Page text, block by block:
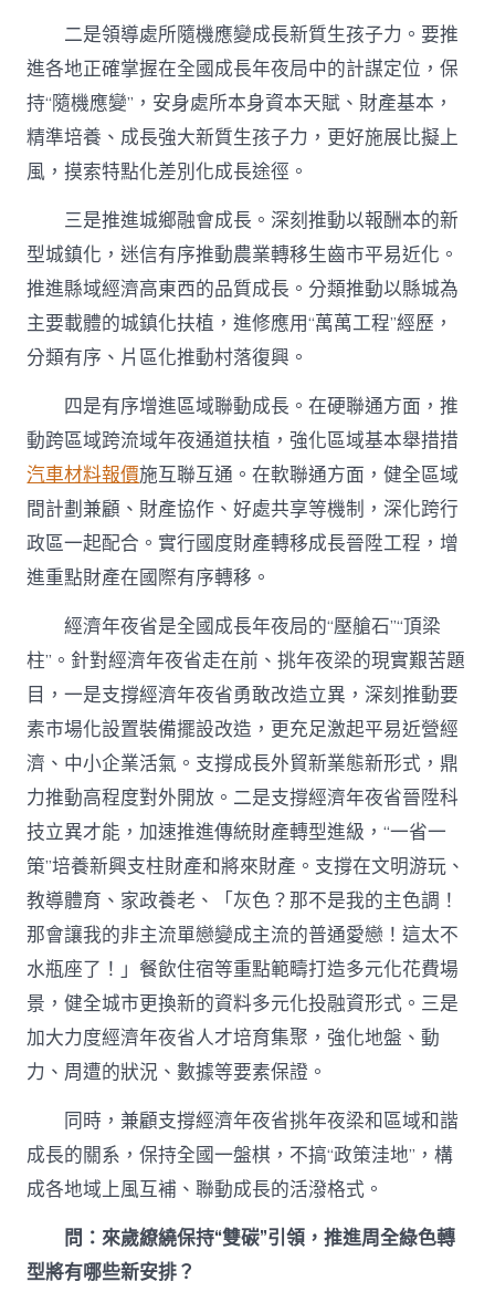
二是領導處所隨機應變成長新質生孩子力。要推
進各地正確掌握在全國成長年夜局中的計謀定位，保
持“隨機應變”，安身處所本身資本天賦、財產基本，
精準培養、成長強大新質生孩子力，更好施展比擬上
風，摸索特點化差別化成長途徑。
三是推進城鄉融會成長。深刻推動以報酬本的新
型城鎮化，迷信有序推動農業轉移生齒市平易近化。
推進縣域經濟高東西的品質成長。分類推動以縣城為
主要載體的城鎮化扶植，進修應用“萬萬工程”經歷，
分類有序、片區化推動村落復興。
四是有序增進區域聯動成長。在硬聯通方面，推
動跨區域跨流域年夜通道扶植，強化區域基本舉措措
汽車材料報價施互聯互通。在軟聯通方面，健全區域
間計劃兼顧、財產協作、好處共享等機制，深化跨行
政區一起配合。實行國度財產轉移成長晉陞工程，增
進重點財產在國際有序轉移。
經濟年夜省是全國成長年夜局的“壓艙石”“頂梁
柱”。針對經濟年夜省走在前、挑年夜梁的現實艱苦題
目，一是支撐經濟年夜省勇敢改造立異，深刻推動要
素市場化設置裝備擺設改造，更充足激起平易近營經
濟、中小企業活氣。支撐成長外貿新業態新形式，鼎
力推動高程度對外開放。二是支撐經濟年夜省晉陞科
技立異才能，加速推進傳統財產轉型進級，“一省一
策”培養新興支柱財產和將來財產。支撐在文明游玩、
教導體育、家政養老、「灰色？那不是我的主色調！
那會讓我的非主流單戀變成主流的普通愛戀！這太不
水瓶座了！」餐飲住宿等重點範疇打造多元化花費場
景，健全城市更換新的資料多元化投融資形式。三是
加大力度經濟年夜省人才培育集聚，強化地盤、動
力、周遭的狀況、數據等要素保證。
同時，兼顧支撐經濟年夜省挑年夜梁和區域和諧
成長的關系，保持全國一盤棋，不搞“政策洼地”，構
成各地域上風互補、聯動成長的活潑格式。
問：來歲繚繞保持“雙碳”引領，推進周全綠色轉
型將有哪些新安排？